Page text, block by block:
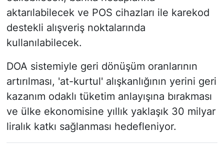
aktarılabilecek ve POS cihazları ile karekod
destekli alışveriş noktalarında
kullanılabilecek.
DOA sistemiyle geri dönüşüm oranlarının
artırılması, 'at-kurtul' alışkanlığının yerini geri
kazanım odaklı tüketim anlayışına bırakması
ve ülke ekonomisine yıllık yaklaşık 30 milyar
liralık katkı sağlanması hedefleniyor.